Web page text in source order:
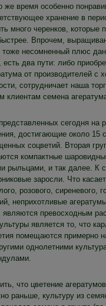
же время особенно
хранение в
много черенков,
Впрочем,
несомненный плюс
два пути: либо
от производителей
сотрудничает наша
клиентам семена
сегодня
достигающие около 15
соцветий. Вторая
компактные
и так далее. К
заросли. Что
розового, сиреневого,
неприхотливые
являются превосходным
является то, что
помещаются примерно
однолетними
что цветение
раньше, культуру из